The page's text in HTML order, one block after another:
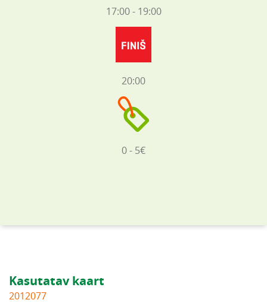
17:00 - 19:00
20:00
0 - 5€
Kasutatav kaart
2012077